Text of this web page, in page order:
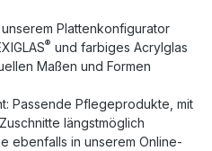
Plattenkonfigurator
® und farbiges Acrylglas
Maßen und Formen
Passende Pflegeprodukte, mit
längstmöglich
ebenfalls in unserem Online-